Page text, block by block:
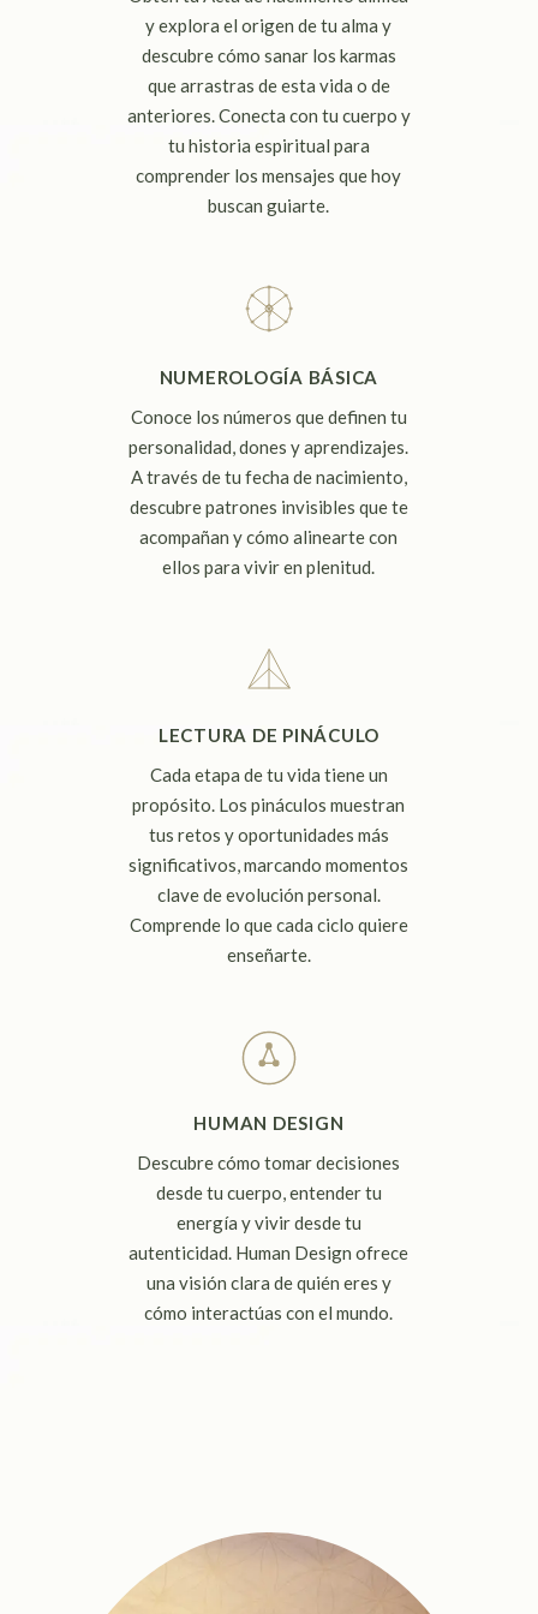
y explora el origen de tu alma y
descubre cómo sanar los karmas
que arrastras de esta vida o de
anteriores. Conecta con tu cuerpo y
tu historia espiritual para
comprender los mensajes que hoy
buscan guiarte.
NUMEROLOGÍA BÁSICA
Conoce los números que definen tu
personalidad, dones y aprendizajes.
A través de tu fecha de nacimiento,
descubre patrones invisibles que te
acompañan y cómo alinearte con
ellos para vivir en plenitud.
LECTURA DE PINÁCULO
Cada etapa de tu vida tiene un
propósito. Los pináculos muestran
tus retos y oportunidades más
significativos, marcando momentos
clave de evolución personal.
Comprende lo que cada ciclo quiere
enseñarte.
HUMAN DESIGN
Descubre cómo tomar decisiones
desde tu cuerpo, entender tu
energía y vivir desde tu
autenticidad. Human Design ofrece
una visión clara de quién eres y
cómo interactúas con el mundo.